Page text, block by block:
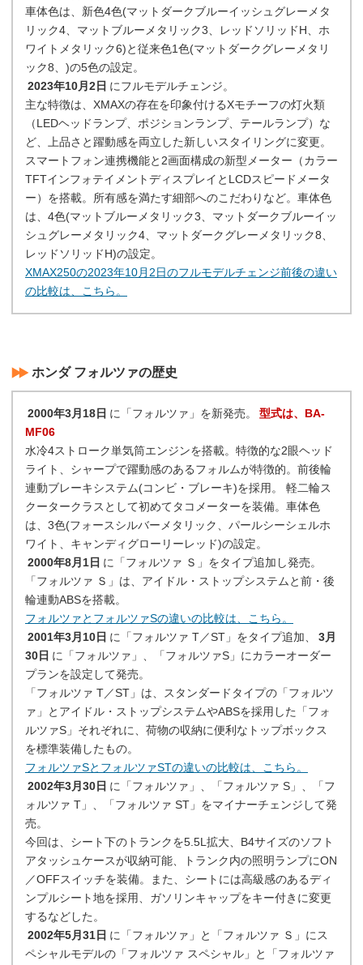
車体色は、新色4色(マットダークブルーイッシュグレーメタ
リック4、マットブルーメタリック3、レッドソリッドH、ホ
ワイトメタリック6)と従来色1色(マットダークグレーメタリ
ック8、)の5色の設定。
2023年10月2日 にフルモデルチェンジ。
主な特徴は、XMAXの存在を印象付けるXモチーフの灯火類
（LEDヘッドランプ、ポジションランプ、テールランプ）な
ど、上品さと躍動感を両立した新しいスタイリングに変更。
スマートフォン連携機能と2画面構成の新型メーター（カラー
TFTインフォテイメントディスプレイとLCDスピードメータ
ー）を搭載。所有感を満たす細部へのこだわりなど。車体色
は、4色(マットブルーメタリック3、マットダークブルーイッ
シュグレーメタリック4、マットダークグレーメタリック8、
レッドソリッドH)の設定。
XMAX250の2023年10月2日のフルモデルチェンジ前後の違い
の比較は、こちら。
ホンダ フォルツァの歴史
2000年3月18日 に「フォルツァ」を新発売。
型式は、BA-
MF06
水冷4ストローク単気筒エンジンを搭載。特徴的な2眼ヘッド
ライト、シャープで躍動感のあるフォルムが特徴的。前後輪
連動ブレーキシステム(コンビ・ブレーキ)を採用。 軽二輪ス
クータークラスとして初めてタコメーターを装備。車体色
は、3色(フォースシルバーメタリック、パールシーシェルホ
ワイト、キャンディグローリーレッド)の設定。
2000年8月1日 に「フォルツァ Ｓ」をタイプ追加し発売。
「フォルツァ Ｓ」は、アイドル・ストップシステムと前・後
輪連動ABSを搭載。
フォルツァとフォルツァSの違いの比較は、こちら。
2001年3月10日 に「フォルツァ T／ST」をタイプ追加、
3月
30日 に「フォルツァ」、「フォルツァS」にカラーオーダー
プランを設定して発売。
「フォルツァ T／ST」は、スタンダードタイプの「フォルツ
ァ」とアイドル・ストップシステムやABSを採用した「フォ
ルツァS」それぞれに、荷物の収納に便利なトップボックス
を標準装備したもの。
フォルツァSとフォルツァSTの違いの比較は、こちら。
2002年3月30日 に「フォルツァ」、「フォルツァ S」、「フ
ォルツァ T」、「フォルツァ ST」をマイナーチェンジして発
売。
今回は、シート下のトランクを5.5L拡大、B4サイズのソフト
アタッシュケースが収納可能、トランク内の照明ランプにON
／OFFスイッチを装備。また、シートには高級感のあるディ
ンプルシート地を採用、ガソリンキャップをキー付きに変更
するなどした。
2002年5月31日 に「フォルツァ」と「フォルツァ Ｓ」にス
ペシャルモデルの「フォルツァ スペシャル」と「フォルツァ